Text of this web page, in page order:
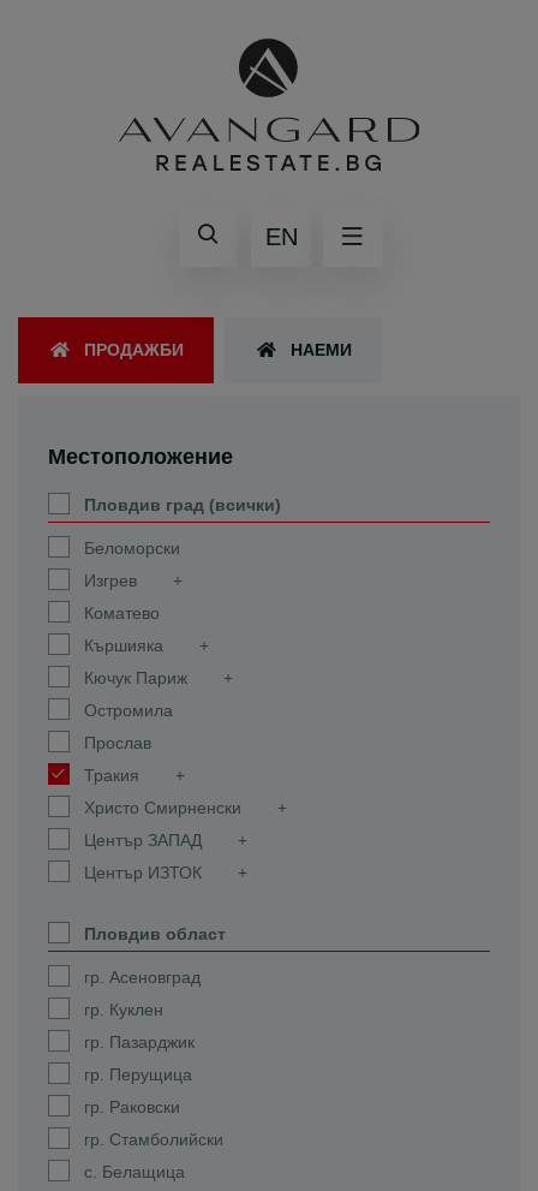
EN
ПРОДАЖБИ НАЕМИ
Местоположение
Пловдив град (всички)
Беломорски
Изгрев
Коматево
Кършияка
Кючук Париж
Остромила
Прослав
Тракия
Христо Смирненски
Център ЗАПАД
Център ИЗТОК
Пловдив област
гр. Асеновград
гр. Куклен
гр. Пазарджик
гр. Перущица
гр. Раковски
гр. Стамболийски
с. Белащица